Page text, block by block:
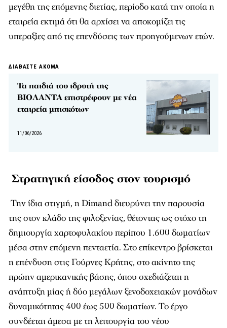
μεγέθη της επόμενης διετίας, περίοδο κατά την οποία η
εταιρεία εκτιμά ότι θα αρχίσει να αποκομίζει τις
υπεραξίες από τις επενδύσεις των προηγούμενων ετών.
ΔΙΑΒΑΣΤΕ ΑΚΟΜΑ
Τα παιδιά του ιδρυτή της
ΒΙΟΛΑΝΤΑ επιστρέφουν με νέα
εταιρεία μπισκότων
11/06/2026
Στρατηγική είσοδος στον τουρισμό
Την ίδια στιγμή, η Dimand διευρύνει την παρουσία
της στον κλάδο της φιλοξενίας, θέτοντας ως στόχο τη
δημιουργία χαρτοφυλακίου περίπου 1.600 δωματίων
μέσα στην επόμενη πενταετία. Στο επίκεντρο βρίσκεται
η επένδυση στις Γούρνες Κρήτης, στο ακίνητο της
πρώην αμερικανικής βάσης, όπου σχεδιάζεται η
ανάπτυξη μίας ή δύο μεγάλων ξενοδοχειακών μονάδων
δυναμικότητας 400 έως 500 δωματίων. Το έργο
συνδέεται άμεσα με τη λειτουργία του νέου